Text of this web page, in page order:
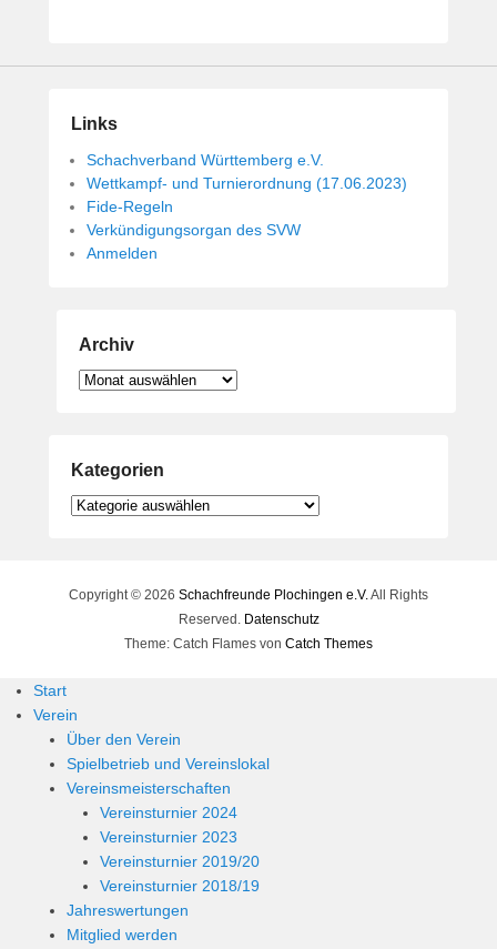
Links
Schachverband Württemberg e.V.
Wettkampf- und Turnierordnung (17.06.2023)
Fide-Regeln
Verkündigungsorgan des SVW
Anmelden
Archiv
Archiv
Kategorien
Kategorien
Copyright © 2026 Schachfreunde Plochingen e.V.All Rights
Reserved. Datenschutz
Theme: Catch Flames von Catch Themes
Start
Verein
Über den Verein
Spielbetrieb und Vereinslokal
Vereinsmeisterschaften
Vereinsturnier 2024
Vereinsturnier 2023
Vereinsturnier 2019/20
Vereinsturnier 2018/19
Jahreswertungen
Mitglied werden